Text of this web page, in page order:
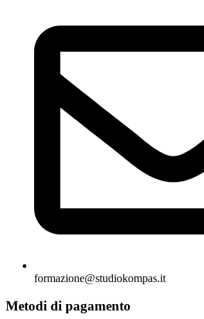
formazione@studiokompas.it
Metodi di pagamento